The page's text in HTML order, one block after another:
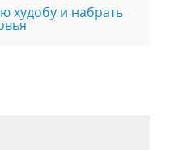
худобу и набрать